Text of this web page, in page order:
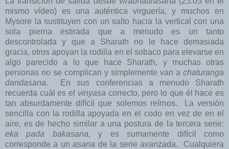
mismo vídeo) es una auténtica virguería, y muchos en
Mysore la sustituyen con un salto hacia la vertical con una
sola pierna estirada que a menudo es un tanto
descontrolada y que a Sharath no le hace demasiada
gracia, otros apoyan la rodilla en el sobaco para elevarse en
algo parecido a lo que hace Sharath, y muchas otras
personas no se complican y simplemente van a chaturanga
dandasana. En sus conferencias a menudo Sharath
recuerda cuál es el vinyasa correcto, pero lo que él hace es
tan absurdamente difícil que solemos reírnos. La versión
sencilla con la rodilla apoyada en el codo en vez de en el
aire, es de hecho similar a una postura de la tercera serie:
eka pada bakasana, y es sumamente difícil como
corresponde a unasana de la serie avanzada. Cualquiera